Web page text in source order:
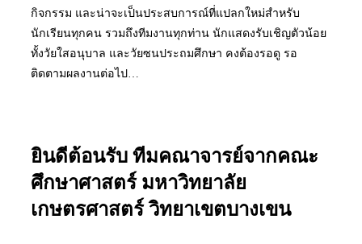
กิจกรรม และน่าจะเป็นประสบการณ์ที่แปลกใหม่สำหรับ
นักเรียนทุกคน รวมถึงทีมงานทุกท่าน นักแสดงรับเชิญตัวน้อย
ทั้งวัยใสอนุบาล และวัยซนประถมศึกษา คงต้องรอดู รอ
ติดตามผลงานต่อไป…
ยินดีต้อนรับ ทีมคณาจารย์จากคณะ
ศึกษาศาสตร์ มหาวิทยาลัย
เกษตรศาสตร์ วิทยาเขตบางเขน